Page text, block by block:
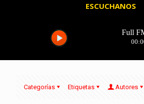
ESCUCHANOS
Categorías Etiquetas Autores